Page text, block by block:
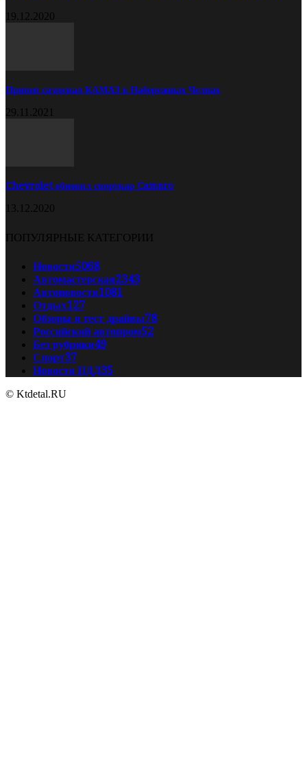
19.12.2020
Прицеп самосвал КАМАЗ в Набережных Челнах
29.11.2021
Chevrolet обновил спорткар Camaro
13.12.2020
ПОПУЛЯРНЫЕ КАТЕГОРИИ
Новости5068
Автомастерская2343
Автоновости1081
Отдых127
Обзоры и тест драйвы78
Российский автопром52
Без рубрики49
Спорт37
Новости ПДД35
© Ktdetal.RU